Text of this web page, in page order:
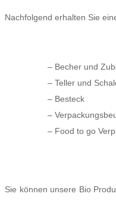
Nachfolgend erhalten Sie
– Becher und
– Teller und
– Besteck
–
– Food to go
Sie können unsere Bio